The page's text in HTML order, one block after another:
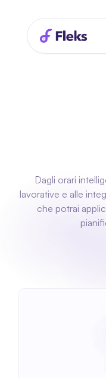
Dagli orari
lavorative e alle
che potrai